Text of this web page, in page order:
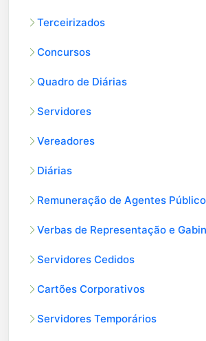
Terceirizados
Concursos
Quadro de Diárias
Servidores
Vereadores
Diárias
Remuneração de Agentes
Verbas de Representação e
Servidores Cedidos
Cartões Corporativos
Servidores Temporários